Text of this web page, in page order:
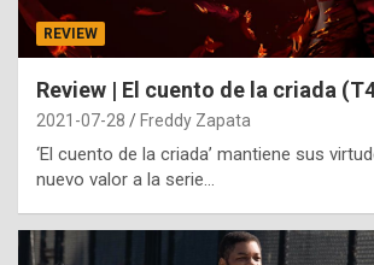
REVIEW
Review | El cuento de la criada
2021-07-28 Freddy Zapata
‘El cuento de la criada’ mantiene sus
nuevo valor a la serie…